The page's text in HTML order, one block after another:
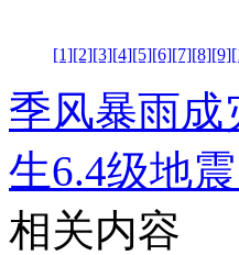
[1][2][3][4][5][6][7][8][9]
季风暴雨成
生6.4级地
相关内容